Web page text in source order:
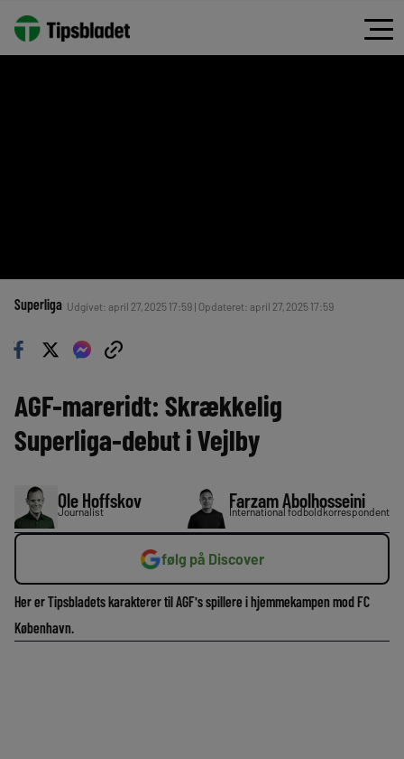
Superliga Udgivet: april 27, 2025 17:59 | Opdateret: april 27, 2025 17:59
AGF-mareridt: Skrækkelig
Superliga-debut i Vejlby
Ole Hoffskov
Journalist Farzam Abolhosseini
International fodboldkorrespondent
følg på Discover
Her er Tipsbladets karakterer til AGF's spillere i hjemmekampen mod FC
København.